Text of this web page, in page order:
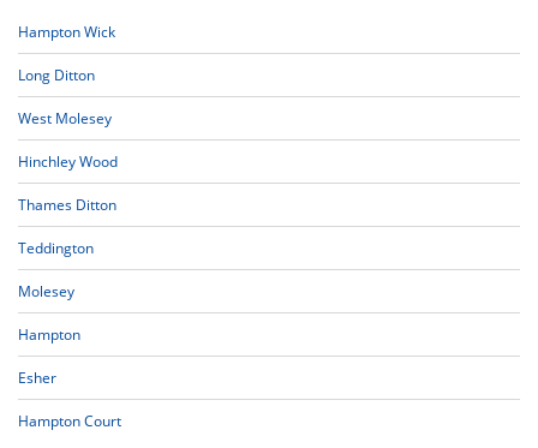
Hampton Wick
Long Ditton
West Molesey
Hinchley Wood
Thames Ditton
Teddington
Molesey
Hampton
Esher
Hampton Court